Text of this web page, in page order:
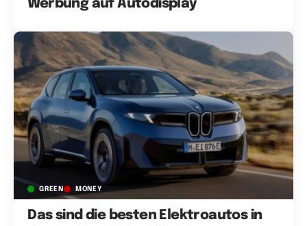
Werbung auf Autodisplay
GREEN MONEY
Das sind die besten Elektroautos in